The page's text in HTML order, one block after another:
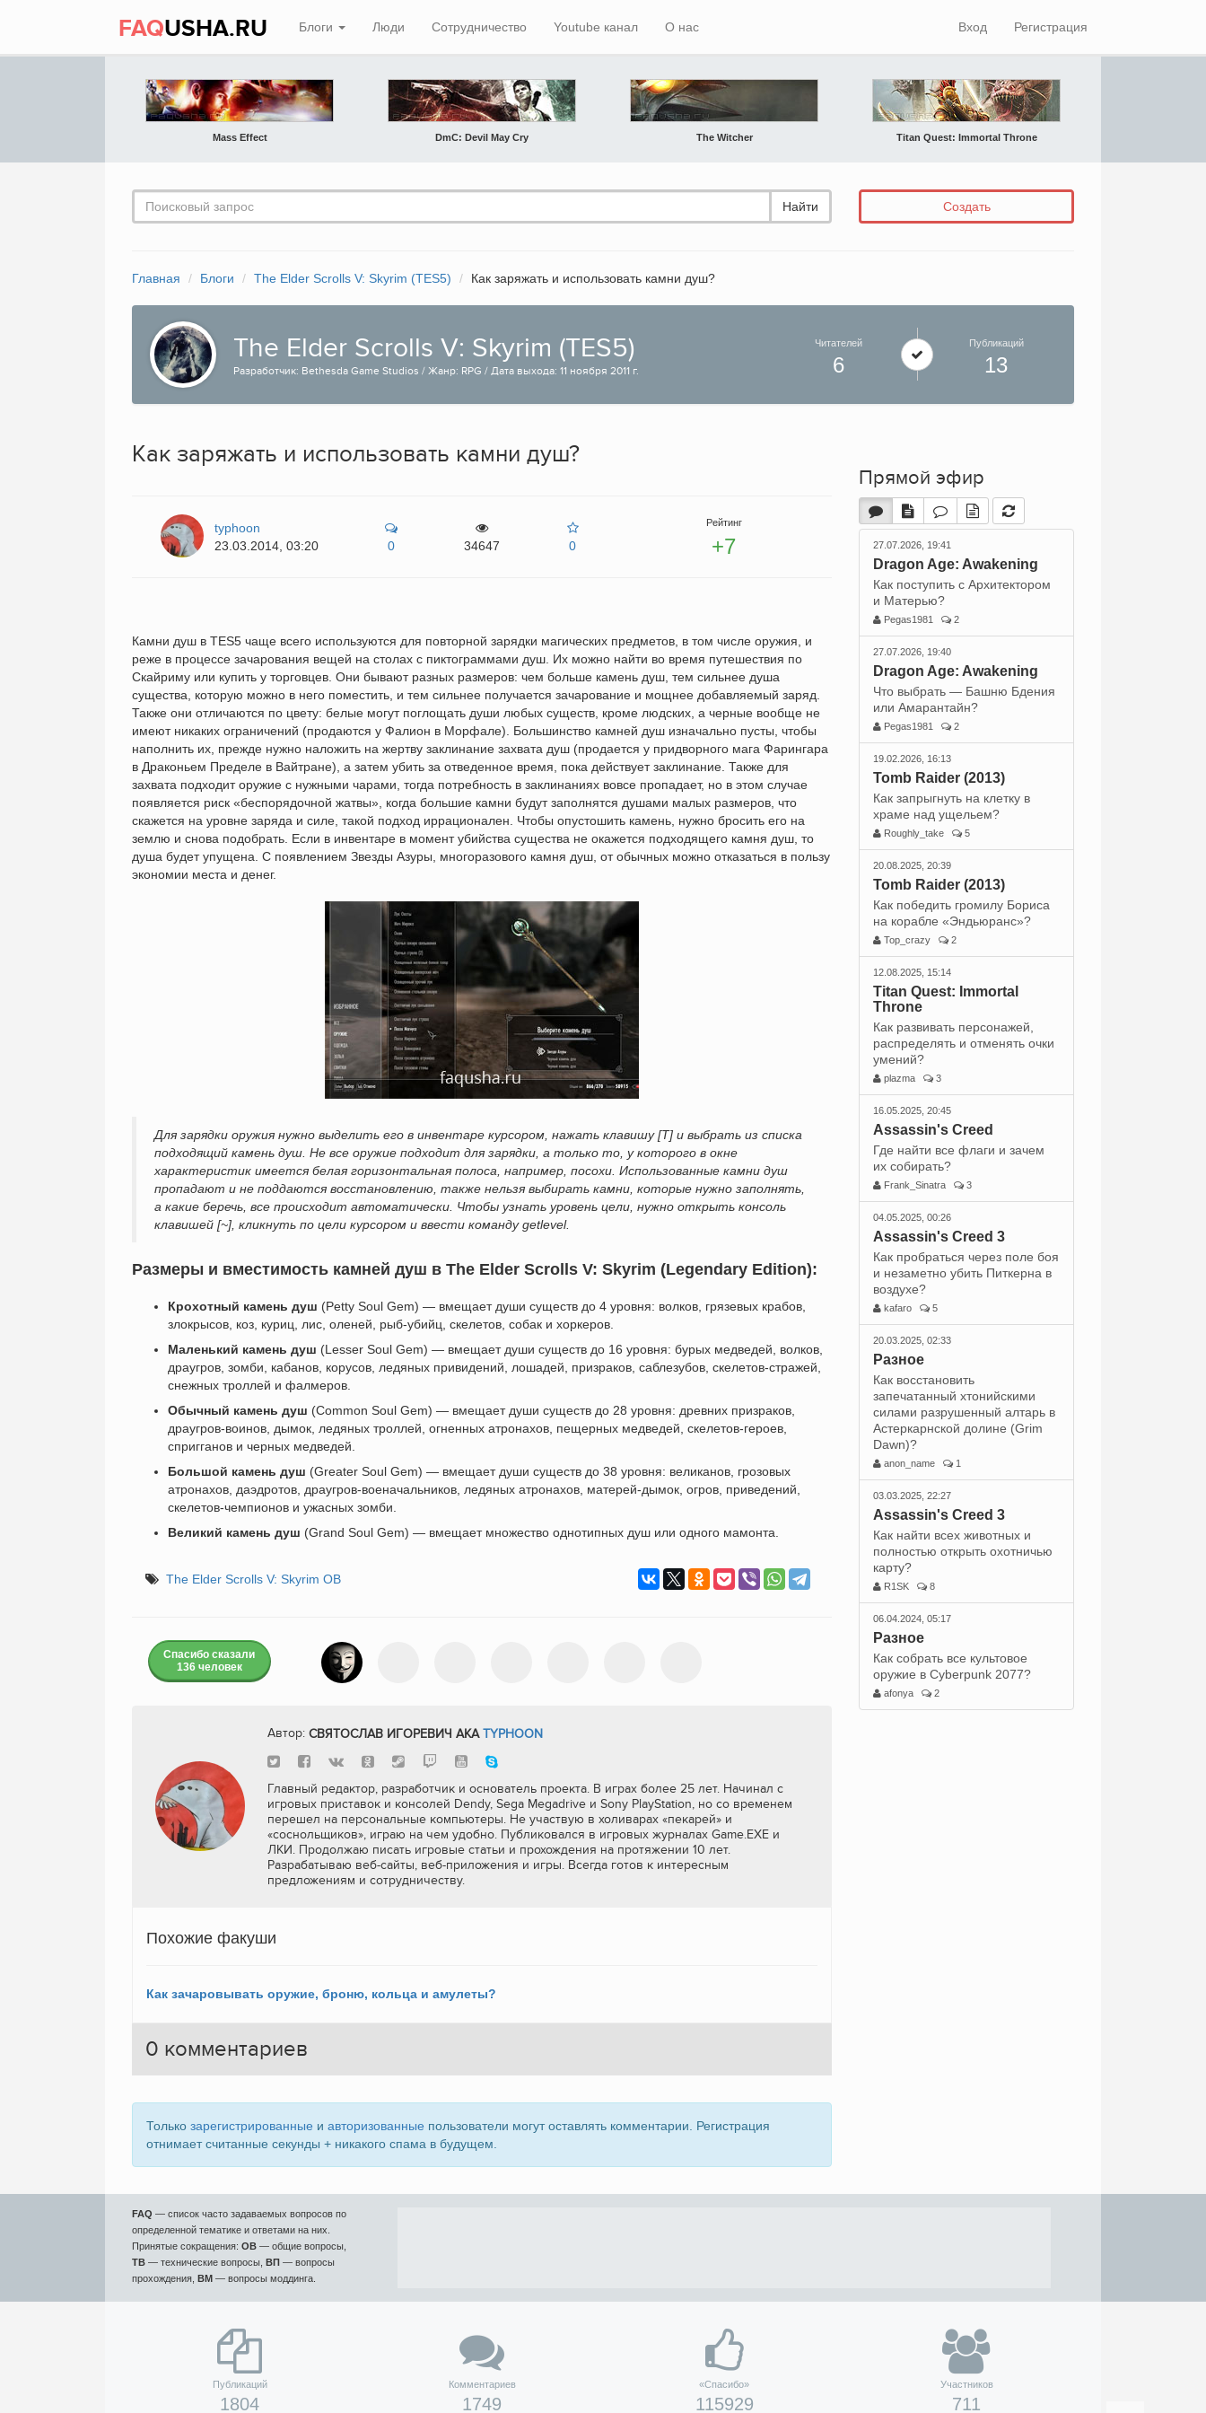
FAQUSHA.RU Блоги Люди Сотрудничество Youtube канал О нас Вход Регистрация
Mass Effect DmC: Devil May Cry The Witcher Titan Quest: Immortal Throne
Найти Создать
Главная Блоги The Elder Scrolls V: Skyrim (TES5) Как заряжать и использовать камни душ?
The Elder Scrolls V: Skyrim (TES5)
Разработчик: Bethesda Game Studios / Жанр: RPG / Дата выхода: 11 ноября 2011 г.
Читателей
6
Публикаций
13
Как заряжать и использовать камни душ?
typhoon
23.03.2014, 03:20
0 34647 0
Рейтинг
+7
Камни душ в TES5 чаще всего используются для повторной зарядки магических предметов, в том числе оружия, и
реже в процессе зачарования вещей на столах с пиктограммами душ. Их можно найти во время путешествия по
Скайриму или купить у торговцев. Они бывают разных размеров: чем больше камень душ, тем сильнее душа
существа, которую можно в него поместить, и тем сильнее получается зачарование и мощнее добавляемый заряд.
Также они отличаются по цвету: белые могут поглощать души любых существ, кроме людских, а черные вообще не
имеют никаких ограничений (продаются у Фалион в Морфале). Большинство камней душ изначально пусты, чтобы
наполнить их, прежде нужно наложить на жертву заклинание захвата душ (продается у придворного мага Фарингара
в Драконьем Пределе в Вайтране), а затем убить за отведенное время, пока действует заклинание. Также для
захвата подходит оружие с нужными чарами, тогда потребность в заклинаниях вовсе пропадает, но в этом случае
появляется риск «беспорядочной жатвы», когда большие камни будут заполнятся душами малых размеров, что
скажется на уровне заряда и силе, такой подход иррационален. Чтобы опустошить камень, нужно бросить его на
землю и снова подобрать. Если в инвентаре в момент убийства существа не окажется подходящего камня душ, то
душа будет упущена. С появлением Звезды Азуры, многоразового камня душ, от обычных можно отказаться в пользу
экономии места и денег.
Для зарядки оружия нужно выделить его в инвентаре курсором, нажать клавишу [T] и выбрать из списка
подходящий камень душ. Не все оружие подходит для зарядки, а только то, у которого в окне
характеристик имеется белая горизонтальная полоса, например, посохи. Использованные камни душ
пропадают и не поддаются восстановлению, также нельзя выбирать камни, которые нужно заполнять,
а какие беречь, все происходит автоматически. Чтобы узнать уровень цели, нужно открыть консоль
клавишей [~], кликнуть по цели курсором и ввести команду getlevel.
Размеры и вместимость камней душ в The Elder Scrolls V: Skyrim (Legendary Edition):
Крохотный камень душ (Petty Soul Gem) — вмещает души существ до 4 уровня: волков, грязевых крабов,
злокрысов, коз, куриц, лис, оленей, рыб-убийц, скелетов, собак и хоркеров.
Маленький камень душ (Lesser Soul Gem) — вмещает души существ до 16 уровня: бурых медведей, волков,
драугров, зомби, кабанов, корусов, ледяных привидений, лошадей, призраков, саблезубов, скелетов-стражей,
снежных троллей и фалмеров.
Обычный камень душ (Common Soul Gem) — вмещает души существ до 28 уровня: древних призраков,
драугров-воинов, дымок, ледяных троллей, огненных атронахов, пещерных медведей, скелетов-героев,
спригганов и черных медведей.
Большой камень душ (Greater Soul Gem) — вмещает души существ до 38 уровня: великанов, грозовых
атронахов, даэдротов, драугров-военачальников, ледяных атронахов, матерей-дымок, огров, приведений,
скелетов-чемпионов и ужасных зомби.
Великий камень душ (Grand Soul Gem) — вмещает множество однотипных душ или одного мамонта.
The Elder Scrolls V: Skyrim ОВ
Спасибо сказали
136 человек
Автор: СВЯТОСЛАВ ИГОРЕВИЧ AKATYPHOON
Главный редактор, разработчик и основатель проекта. В играх более 25 лет. Начинал с
игровых приставок и консолей Dendy, Sega Megadrive и Sony PlayStation, но со временем
перешел на персональные компьютеры. Не участвую в холиварах «пекарей» и
«соснольщиков», играю на чем удобно. Публиковался в игровых журналах Game.EXE и
ЛКИ. Продолжаю писать игровые статьи и прохождения на протяжении 10 лет.
Разрабатываю веб-сайты, веб-приложения и игры. Всегда готов к интересным
предложениям и сотрудничеству.
Похожие факуши
Как зачаровывать оружие, броню, кольца и амулеты?
0 комментариев
Только зарегистрированные и авторизованные пользователи могут оставлять комментарии. Регистрация
отнимает считанные секунды + никакого спама в будущем.
Прямой эфир
27.07.2026, 19:41
Dragon Age: Awakening
Как поступить с Архитектором
и Матерью?
Pegas1981 2
27.07.2026, 19:40
Dragon Age: Awakening
Что выбрать — Башню Бдения
или Амарантайн?
Pegas1981 2
19.02.2026, 16:13
Tomb Raider (2013)
Как запрыгнуть на клетку в
храме над ущельем?
Roughly_take 5
20.08.2025, 20:39
Tomb Raider (2013)
Как победить громилу Бориса
на корабле «Эндьюранс»?
Top_crazy 2
12.08.2025, 15:14
Titan Quest: Immortal
Throne
Как развивать персонажей,
распределять и отменять очки
умений?
plazma 3
16.05.2025, 20:45
Assassin's Creed
Где найти все флаги и зачем
их собирать?
Frank_Sinatra 3
04.05.2025, 00:26
Assassin's Creed 3
Как пробраться через поле боя
и незаметно убить Питкерна в
воздухе?
kafaro 5
20.03.2025, 02:33
Разное
Как восстановить
запечатанный хтонийскими
силами разрушенный алтарь в
Астеркарнской долине (Grim
Dawn)?
anon_name 1
03.03.2025, 22:27
Assassin's Creed 3
Как найти всех животных и
полностью открыть охотничью
карту?
R1SK 8
06.04.2024, 05:17
Разное
Как собрать все культовое
оружие в Cyberpunk 2077?
afonya 2
FAQ — список часто задаваемых вопросов по
определенной тематике и ответами на них.
Принятые сокращения: ОВ — общие вопросы,
ТВ — технические вопросы, ВП — вопросы
прохождения, ВМ — вопросы моддинга.
Публикаций
1804
Комментариев
1749
«Спасибо»
115929
Участников
711